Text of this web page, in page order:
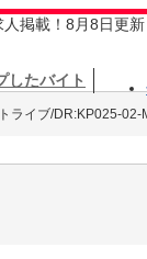
人掲載！8月8日更新
したバイト
ライブ/DR:KP025-02-